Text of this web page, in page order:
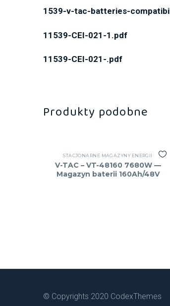
1539-v-tac-batteries-
11539-CEI-021-1.pdf
11539-CEI-021-.pdf
Produkty podobne
STACJONARNE MAGAZYNY ENERGII
V-TAC – VT-48160 7680W —
Magazyn baterii 160Ah/48V
© Copyrights 2020 CodexThemes